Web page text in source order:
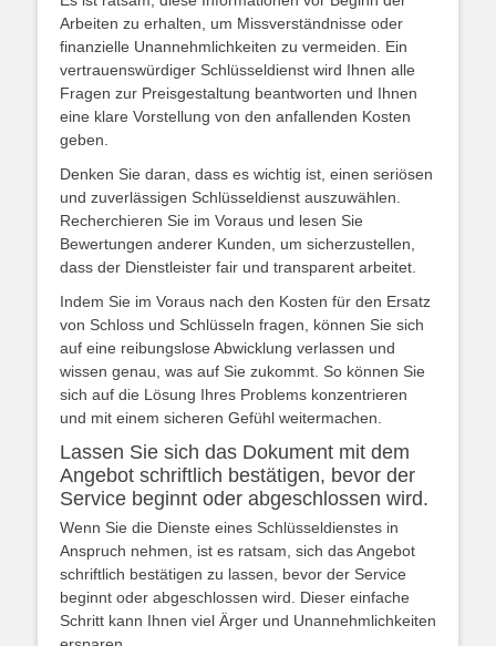
Arbeiten zu erhalten, um Missverständnisse oder
finanzielle Unannehmlichkeiten zu vermeiden. Ein
vertrauenswürdiger Schlüsseldienst wird Ihnen alle
Fragen zur Preisgestaltung beantworten und Ihnen
eine klare Vorstellung von den anfallenden Kosten
geben.
Denken Sie daran, dass es wichtig ist, einen seriösen
und zuverlässigen Schlüsseldienst auszuwählen.
Recherchieren Sie im Voraus und lesen Sie
Bewertungen anderer Kunden, um sicherzustellen,
dass der Dienstleister fair und transparent arbeitet.
Indem Sie im Voraus nach den Kosten für den Ersatz
von Schloss und Schlüsseln fragen, können Sie sich
auf eine reibungslose Abwicklung verlassen und
wissen genau, was auf Sie zukommt. So können Sie
sich auf die Lösung Ihres Problems konzentrieren
und mit einem sicheren Gefühl weitermachen.
Lassen Sie sich das Dokument mit dem
Angebot schriftlich bestätigen, bevor der
Service beginnt oder abgeschlossen wird.
Wenn Sie die Dienste eines Schlüsseldienstes in
Anspruch nehmen, ist es ratsam, sich das Angebot
schriftlich bestätigen zu lassen, bevor der Service
beginnt oder abgeschlossen wird. Dieser einfache
Schritt kann Ihnen viel Ärger und Unannehmlichkeiten